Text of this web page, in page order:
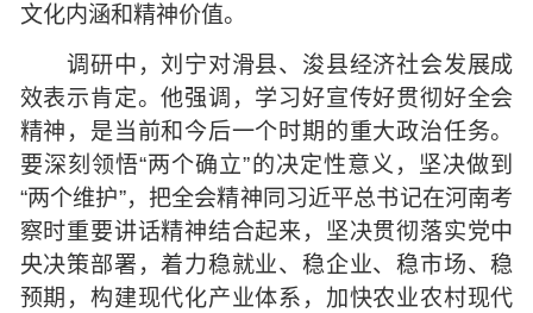
文化内涵和精神价值。
调研中，刘宁对滑县、浚县经济社会发展成
效表示肯定。他强调，学习好宣传好贯彻好全会
精神，是当前和今后一个时期的重大政治任务。
要深刻领悟“两个确立”的决定性意义，坚决做到
“两个维护”，把全会精神同习近平总书记在河南考
察时重要讲话精神结合起来，坚决贯彻落实党中
央决策部署，着力稳就业、稳企业、稳市场、稳
预期，构建现代化产业体系，加快农业农村现代